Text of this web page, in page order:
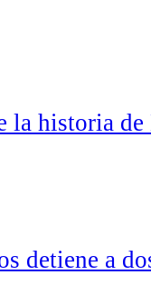
la historia
detiene a